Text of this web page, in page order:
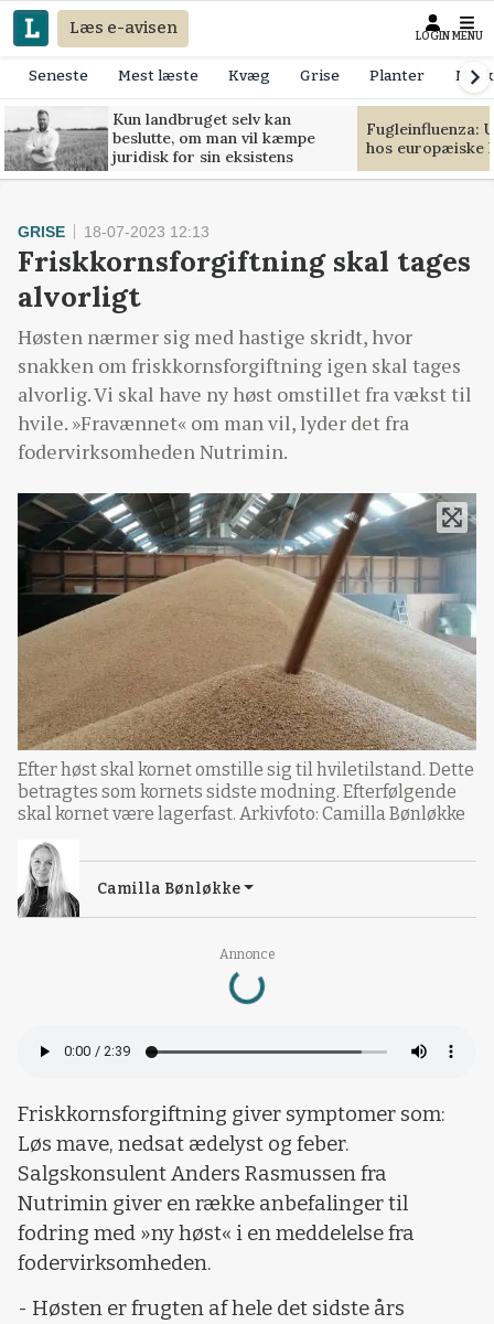
Læs e-avisen LOGIN MENU
Seneste Mest læste Kvæg Grise Planter
Kun landbruget selv kan
beslutte, om man vil kæmpe
juridisk for sin eksistens
Fugleinfluenza:
hos europæiske
Annonce
Loading...
GRISE 18-07-2023 12:13
Friskkornsforgiftning skal tages
alvorligt
Høsten nærmer sig med hastige skridt, hvor
snakken om friskkornsforgiftning igen skal tages
alvorlig. Vi skal have ny høst omstillet fra vækst til
hvile. »Fravænnet« om man vil, lyder det fra
fodervirksomheden Nutrimin.
Efter høst skal kornet omstille sig til hviletilstand. Dette
betragtes som kornets sidste modning. Efterfølgende
skal kornet være lagerfast. Arkivfoto: Camilla Bønløkke
Camilla Bønløkke
Friskkornsforgiftning giver symptomer som:
Løs mave, nedsat ædelyst og feber.
Salgskonsulent Anders Rasmussen fra
Nutrimin giver en række anbefalinger til
fodring med »ny høst« i en meddelelse fra
fodervirksomheden.
- Høsten er frugten af hele det sidste års